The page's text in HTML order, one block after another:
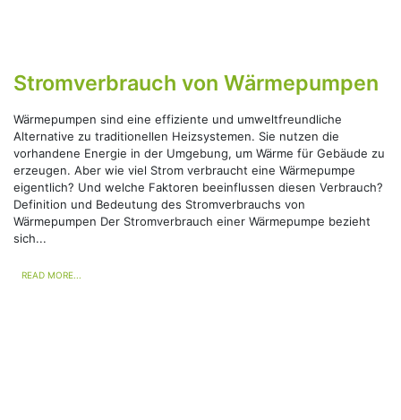
Stromverbrauch von Wärmepumpen
Wärmepumpen sind eine effiziente und umweltfreundliche
Alternative zu traditionellen Heizsystemen. Sie nutzen die
vorhandene Energie in der Umgebung, um Wärme für Gebäude zu
erzeugen. Aber wie viel Strom verbraucht eine Wärmepumpe
eigentlich? Und welche Faktoren beeinflussen diesen Verbrauch?
Definition und Bedeutung des Stromverbrauchs von
Wärmepumpen Der Stromverbrauch einer Wärmepumpe bezieht
sich...
READ MORE...